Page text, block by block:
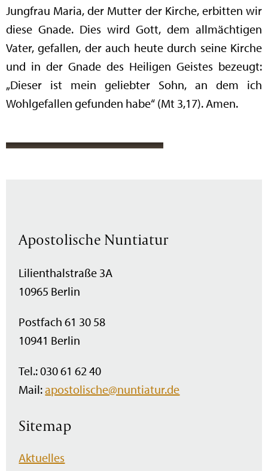
Jungfrau Maria, der Mutter der Kirche, erbitten wir
diese Gnade. Dies wird Gott, dem allmächtigen
Vater, gefallen, der auch heute durch seine Kirche
und in der Gnade des Heiligen Geistes bezeugt:
„Dieser ist mein geliebter Sohn, an dem ich
Wohlgefallen gefunden habe“ (Mt 3,17). Amen.
Apostolische Nuntiatur
Lilienthalstraße 3A
10965 Berlin
Postfach 61 30 58
10941 Berlin
Tel.: 030 61 62 40
Mail:apostolische@nuntiatur.de
Sitemap
Navigation
überspringen
Aktuelles